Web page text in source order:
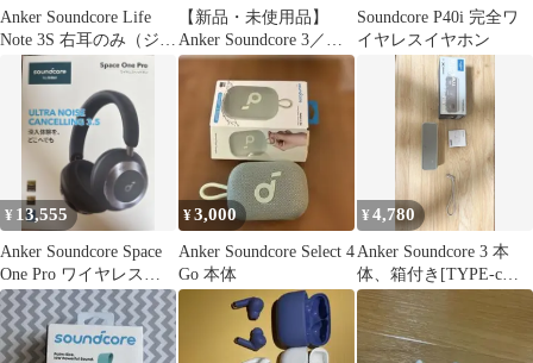
Anker Soundcore Life
Note 3S 右耳のみ（ジャ
ンク品）
【新品・未使用品】
Anker Soundcore 3／リ
コール対象外品
Soundcore P40i 完全ワ
イヤレスイヤホン
¥ 13,555
Anker Soundcore Space
One Pro ワイヤレスヘ
ッドホン
¥3,000
Anker Soundcore Select 4
Go 本体
¥4,780
Anker Soundcore 3 本
体、箱付き[TYPE-cケ
ーブル欠品]